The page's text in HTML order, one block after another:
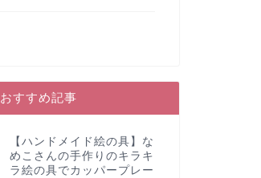
おすすめ記事
【ハンドメイド絵の具】な
めこさんの手作りのキラキ
ラ絵の具でカッパープレー